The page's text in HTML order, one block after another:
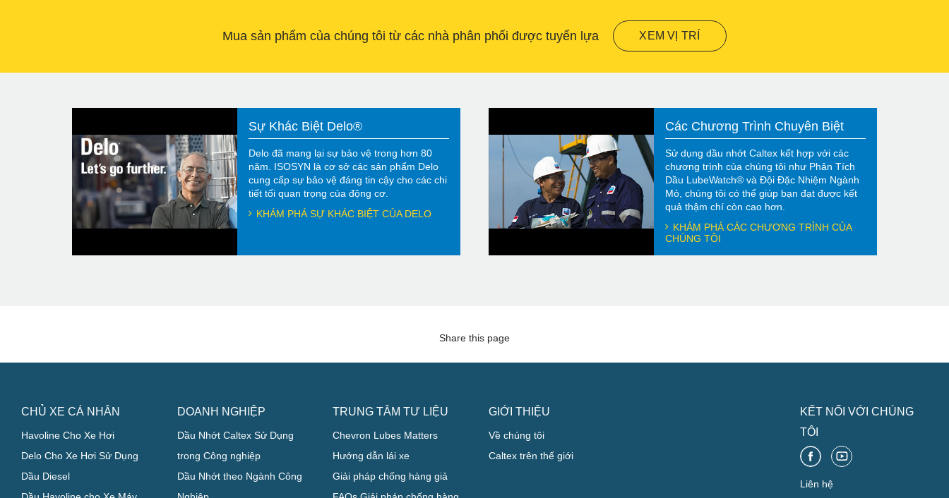
Mua sản phẩm của chúng tôi từ các nhà phân phối được tuyển lựa XEM VỊ TRÍ
Sự Khác Biệt Delo®
Delo đã mang lại sự bảo vệ trong hơn 80
năm. ISOSYN là cơ sở các sản phẩm Delo
cung cấp sự bảo vệ đáng tin cậy cho các chi
tiết tối quan trọng của động cơ.
KHÁM PHÁ SỰ KHÁC BIỆT CỦA DELO
Các Chương Trình Chuyên Biệt
Sử dụng dầu nhớt Caltex kết hợp với các
chương trình của chúng tôi như Phân Tích
Dầu LubeWatch® và Đội Đặc Nhiệm Ngành
Mỏ, chúng tôi có thể giúp bạn đạt được kết
quả thậm chí còn cao hơn.
KHÁM PHÁ CÁC CHƯƠNG TRÌNH CỦA
CHÚNG TÔI
Share this page
CHỦ XE CÁ NHÂN
Havoline Cho Xe Hơi
Delo Cho Xe Hơi Sử Dụng
Dầu Diesel
DOANH NGHIỆP
Dầu Nhớt Caltex Sử Dụng
trong Công nghiệp
Dầu Nhớt theo Ngành Công
TRUNG TÂM TƯ LIỆU
Chevron Lubes Matters
Hướng dẫn lái xe
Giải pháp chống hàng giả
GIỚI THIỆU
Về chúng tôi
Caltex trên thế giới
KẾT NỐI VỚI CHÚNG
TÔI
Liên hệ